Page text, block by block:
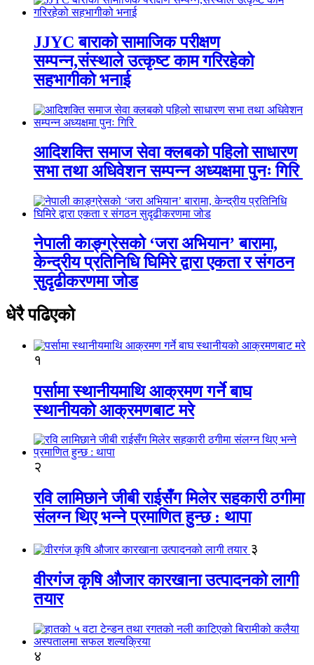
JJYC बाराको सामाजिक परीक्षण
सम्पन्न,संस्थाले उत्कृष्ट काम गरिरहेको
सहभागीको भनाई
आदिशक्ति समाज सेवा क्लबको पहिलो साधारण
सभा तथा अधिवेशन सम्पन्न अध्यक्षमा पुनः गिरि
नेपाली काङ्ग्रेसको ‘जरा अभियान’ बारामा,
केन्द्रीय प्रतिनिधि घिमिरे द्वारा एकता र संगठन
सुदृढीकरणमा जोड
धेरै पढिएको
१
पर्सामा स्थानीयमाथि आक्रमण गर्ने बाघ
स्थानीयको आक्रमणबाट मरे
२
रवि लामिछाने जीबी राईसँग मिलेर सहकारी ठगीमा
संलग्न थिए भन्ने प्रमाणित हुन्छ : थापा
३
वीरगंज कृषि औजार कारखाना उत्पादनको लागी
तयार
४